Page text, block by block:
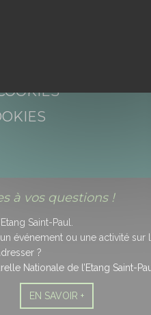
SOCIAUX
à vos questions !
Saint-Paul.
événement ou une activité sur
?
Nationale de l’Etang Saint-
EN SAVOIR +